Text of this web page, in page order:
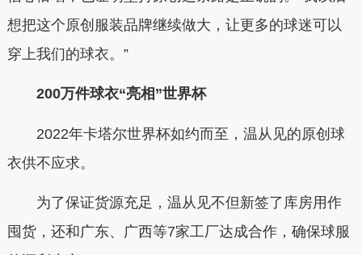
想把这个原创服装品牌继续做大，让更多的球迷可以
穿上我们的球衣。”
200万件球衣“亮相”世界杯
2022年卡塔尔世界杯如约而至，温从见的原创球
衣供不应求。
为了保证货源充足，温从见不但新签了库房用作
囤货，还和广东、广西等7家工厂达成合作，确保球服